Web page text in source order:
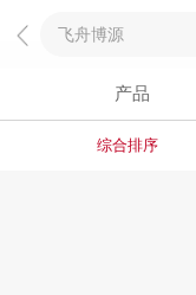
产品
综合排序